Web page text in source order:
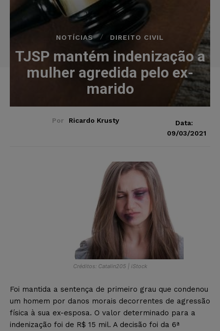
NOTÍCIAS DIREITO CIVIL
TJSP mantém indenização a
mulher agredida pelo ex-
marido
Por Ricardo Krusty
Data:
09/03/2021
Créditos: Catalin205 | iStock
Foi mantida a sentença de primeiro grau que condenou
um homem por danos morais decorrentes de agressão
física à sua ex-esposa. O valor determinado para a
indenização foi de R$ 15 mil. A decisão foi da 6ª